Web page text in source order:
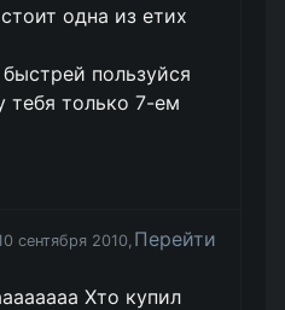
одна из етих
пользуйся
тебя только 7-ем
сентября 2010, Перейти
Хто купил